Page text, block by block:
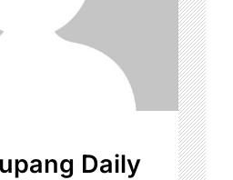
Daily